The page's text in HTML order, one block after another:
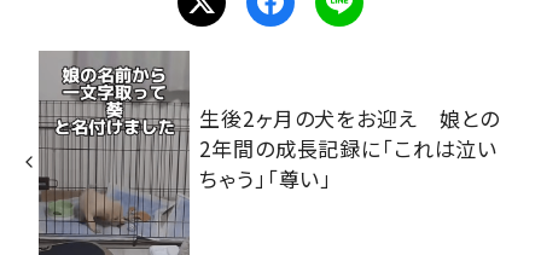
生後2ヶ月の犬をお迎え 娘との
2年間の成長記録に「これは泣い
ちゃう」「尊い」